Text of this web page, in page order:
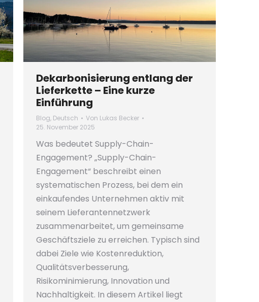
Dekarbonisierung entlang der
Lieferkette – Eine kurze
Einführung
Blog, Deutsch Von Lukas Becker
25. November 2025
Was bedeutet Supply-Chain-
Engagement? „Supply-Chain-
Engagement“ beschreibt einen
systematischen Prozess, bei dem ein
einkaufendes Unternehmen aktiv mit
seinem Lieferantennetzwerk
zusammenarbeitet, um gemeinsame
Geschäftsziele zu erreichen. Typisch sind
dabei Ziele wie Kostenreduktion,
Qualitätsverbesserung,
Risikominimierung, Innovation und
Nachhaltigkeit. In diesem Artikel liegt